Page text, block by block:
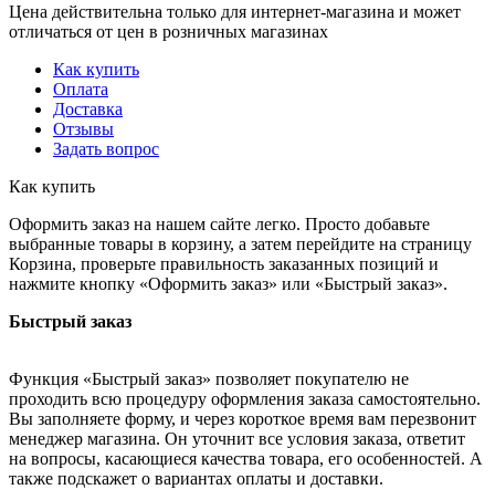
Цена действительна только для интернет-магазина и может
отличаться от цен в розничных магазинах
Как купить
Оплата
Доставка
Отзывы
Задать вопрос
Как купить
Оформить заказ на нашем сайте легко. Просто добавьте
выбранные товары в корзину, а затем перейдите на страницу
Корзина, проверьте правильность заказанных позиций и
нажмите кнопку «Оформить заказ» или «Быстрый заказ».
Быстрый заказ
Функция «Быстрый заказ» позволяет покупателю не
проходить всю процедуру оформления заказа самостоятельно.
Вы заполняете форму, и через короткое время вам перезвонит
менеджер магазина. Он уточнит все условия заказа, ответит
на вопросы, касающиеся качества товара, его особенностей. А
также подскажет о вариантах оплаты и доставки.